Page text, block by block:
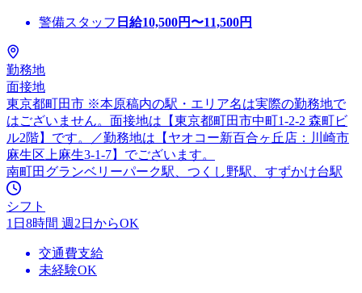
警備スタッフ 日給10,500円〜11,500円
勤務地
面接地
東京都町田市 ※本原稿内の駅・エリア名は実際の勤務地で
はございません。面接地は【東京都町田市中町1-2-2 森町ビ
ル2階】です。／勤務地は【ヤオコー新百合ヶ丘店：川崎市
麻生区上麻生3-1-7】でございます。
南町田グランベリーパーク駅、つくし野駅、すずかけ台駅
シフト
1日8時間 週2日からOK
交通費支給
未経験OK